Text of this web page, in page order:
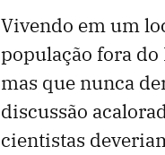
Vivendo em um
população fora do
mas que nunca
discussão
cientistas